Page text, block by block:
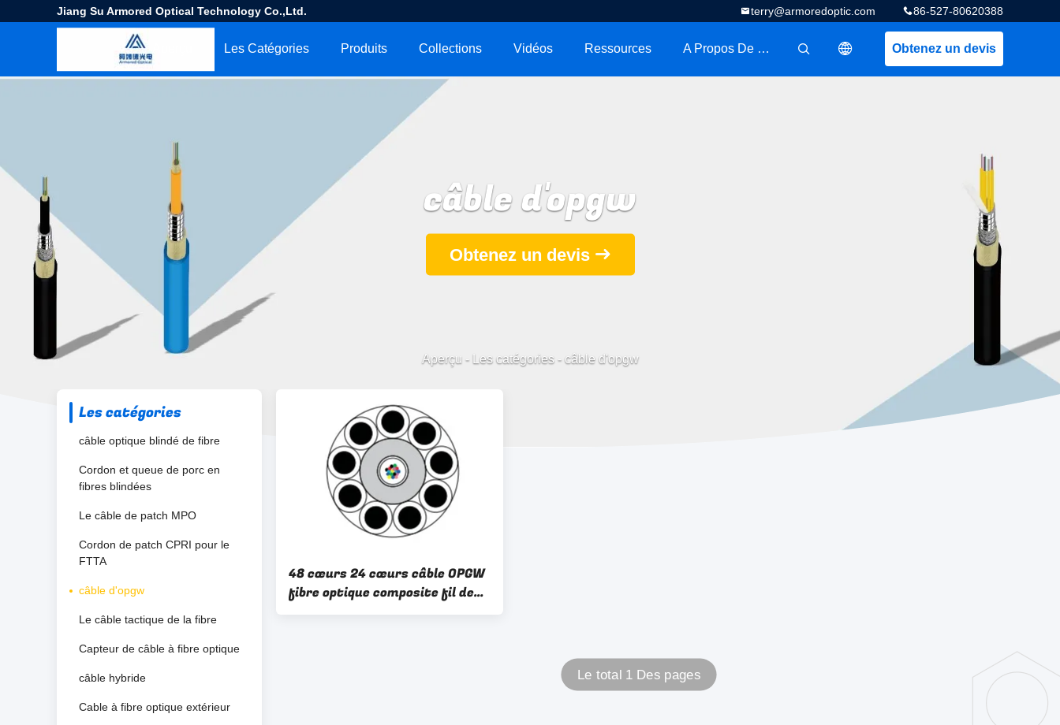
Jiang Su Armored Optical Technology Co.,Ltd. 86-527-80620388
terry@armoredoptic.com
Obtenez un devis
Les Catégories Produits Collections Vidéos Ressources A Propos De Nous
câble d'opgw
Obtenez un devis
Aperçu- Les catégories- câble d'opgw
Les catégories
câble optique blindé de fibre
Cordon et queue de porc en
fibres blindées
Le câble de patch MPO
Cordon de patch CPRI pour le
FTTA
câble d'opgw
Le câble tactique de la fibre
Capteur de câble à fibre optique
câble hybride
Cable à fibre optique extérieur
48 cœurs 24 cœurs câble OPGW
fibre optique composite fil de
terre
Le total 1 Des pages